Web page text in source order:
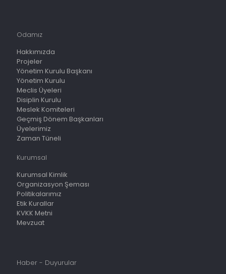
Odamız
Hakkımızda
Projeler
Yönetim Kurulu Başkanı
Yönetim Kurulu
Meclis Üyeleri
Disiplin Kurulu
Meslek Komiteleri
Geçmiş Dönem Başkanları
Üyelerimiz
Zaman Tüneli
Kurumsal
Kurumsal Kimlik
Organizasyon Şeması
Politikalarımız
Etik Kurallar
KVKK Metni
Mevzuat
Haber - Duyurular